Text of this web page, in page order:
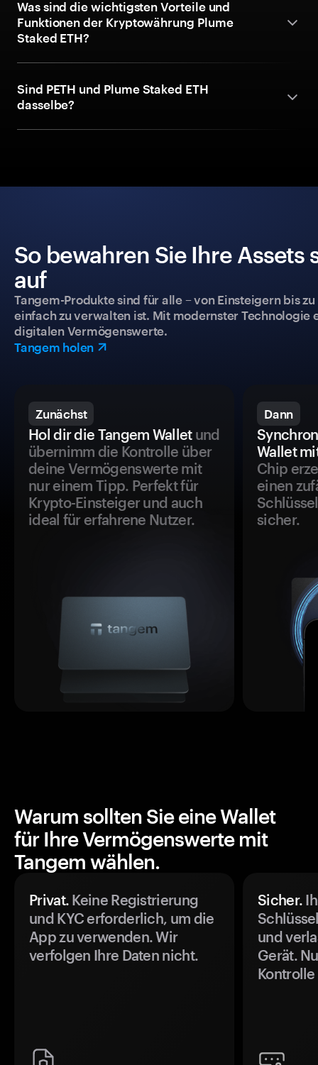
Was sind die wichtigsten Vorteile und
Funktionen der Kryptowährung Plume
Staked ETH?
Sind PETH und Plume Staked ETH
dasselbe?
So bewahren Sie Ihre
auf
Tangem-Produkte sind für alle – von Einsteigern bis
einfach zu verwalten ist. Mit modernster
digitalen Vermögenswerte.
Tangem holen
Zunächst
Hol dir die Tangem Walletund
übernimm die Kontrolle über
deine Vermögenswerte mit
nur einem Tipp. Perfekt für
Krypto-Einsteiger und auch
ideal für erfahrene Nutzer.
Dann
Wallet
Chip
einen
sicher.
Warum sollten Sie eine Wallet
für Ihre Vermögenswerte mit
Tangem wählen.
Privat. Keine Registrierung
und KYC erforderlich, um die
App zu verwenden. Wir
verfolgen Ihre Daten nicht.
Sicher.
und
Gerät.